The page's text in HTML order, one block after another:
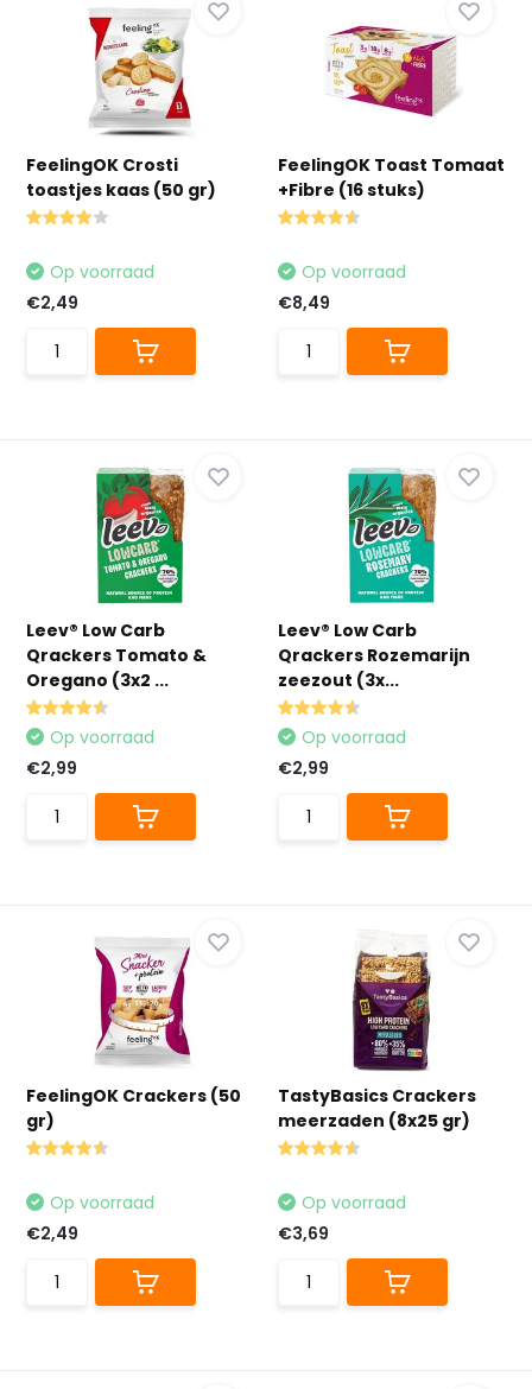
FeelingOK Crosti
toastjes kaas (50 gr)
Op voorraad
€2,49
FeelingOK Toast Tomaat
+Fibre (16 stuks)
Op voorraad
€8,49
Leev® Low Carb
Qrackers Tomato &
Oregano (3x2 ...
Op voorraad
€2,99
Leev® Low Carb
Qrackers Rozemarijn
zeezout (3x...
Op voorraad
€2,99
FeelingOK Crackers (50
gr)
Op voorraad
€2,49
TastyBasics Crackers
meerzaden (8x25 gr)
Op voorraad
€3,69